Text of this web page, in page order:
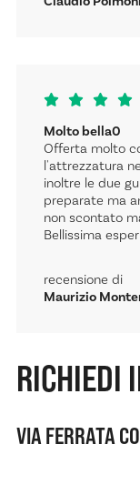
Molto bella0
Offerta molto
l'attrezzatura
inoltre le due
preparate ma
non scontato
Bellissima
recensione di
Maurizio
RICHIEDI
VIA FERRATA